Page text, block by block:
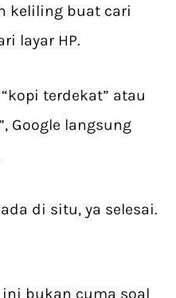
keliling buat cari
layar HP.
terdekat” atau
Google langsung
di situ, ya selesai.
bukan cuma soal